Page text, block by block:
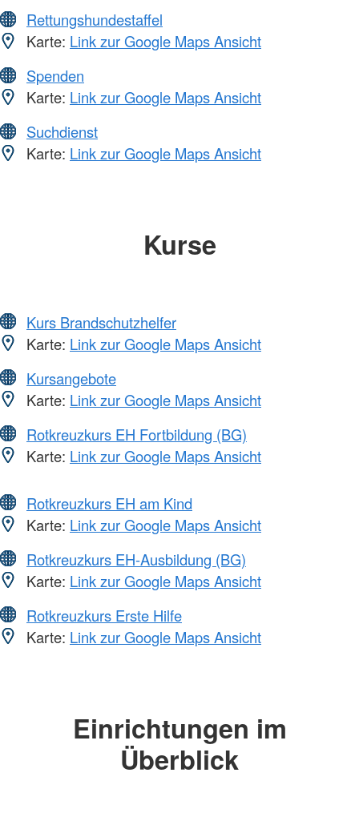
Rettungshundestaffel
Karte: Link zur Google Maps Ansicht
Spenden
Karte: Link zur Google Maps Ansicht
Suchdienst
Karte: Link zur Google Maps Ansicht
Kurse
Kurs Brandschutzhelfer
Karte: Link zur Google Maps Ansicht
Kursangebote
Karte: Link zur Google Maps Ansicht
Rotkreuzkurs EH Fortbildung (BG)
Karte: Link zur Google Maps Ansicht
Rotkreuzkurs EH am Kind
Karte: Link zur Google Maps Ansicht
Rotkreuzkurs EH-Ausbildung (BG)
Karte: Link zur Google Maps Ansicht
Rotkreuzkurs Erste Hilfe
Karte: Link zur Google Maps Ansicht
Einrichtungen im
Überblick